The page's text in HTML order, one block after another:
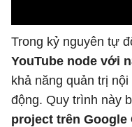
Trong kỷ nguyên tự
YouTube node với
khả năng quản trị
động. Quy trình này
project trên Google